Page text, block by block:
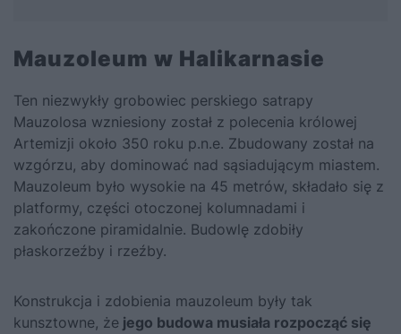
Mauzoleum w Halikarnasie
Ten niezwykły grobowiec perskiego satrapy
Mauzolosa wzniesiony został z polecenia królowej
Artemizji około 350 roku p.n.e. Zbudowany został na
wzgórzu, aby dominować nad sąsiadującym miastem.
Mauzoleum było wysokie na 45 metrów, składało się z
platformy, części otoczonej kolumnadami i
zakończone piramidalnie. Budowlę zdobiły
płaskorzeźby i rzeźby.
Konstrukcja i zdobienia mauzoleum były tak
kunsztowne, że jego budowa musiała rozpocząć się